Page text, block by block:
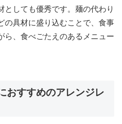
としても優秀です。麺の代わり
の具材に盛り込むことで、食事
ら、食べごたえのあるメニュー
おすすめのアレンジレ